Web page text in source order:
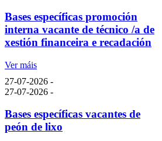
Bases específicas promoción
interna vacante de técnico /a de
xestión financeira e recadación
Ver máis
27-07-2026 -
27-07-2026 -
Bases específicas vacantes de
peón de lixo